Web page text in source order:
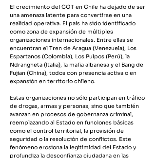
El crecimiento del COT en Chile ha dejado de ser
una amenaza latente para convertirse en una
realidad operativa. El país ha sido identificado
como zona de expansión de múltiples
organizaciones internacionales. Entre ellas se
encuentran el Tren de Aragua (Venezuela), Los
Espartanos (Colombia), Los Pulpos (Perú), la
Ndrangheta (Italia), la mafia albanesa y el Bang de
Fujian (China), todos con presencia activa o en
expansión en territorio chileno.
Estas organizaciones no sólo participan en tráfico
de drogas, armas y personas, sino que también
avanzan en procesos de gobernanza criminal,
reemplazando al Estado en funciones básicas
como el control territorial, la provisión de
seguridad o la resolución de conflictos. Este
fenómeno erosiona la legitimidad del Estado y
profundiza la desconfianza ciudadana en las